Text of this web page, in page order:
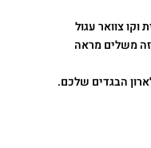
צוואר עגול
משלים מראה
הבגדים שלכם.